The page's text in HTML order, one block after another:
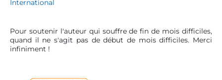
Pour soutenir l'auteur qui souffre de fin de mois difficiles,
quand il ne s'agit pas de début de mois difficiles. Merci
infiniment !